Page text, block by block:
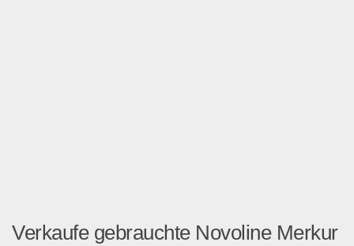
Verkaufe gebrauchte Novoline Merkur